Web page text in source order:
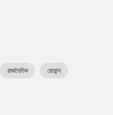
রাজনৈতিক রোমান্স